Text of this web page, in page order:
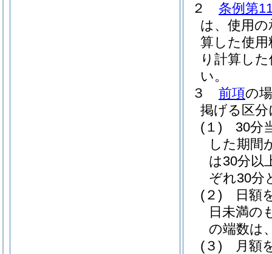
２
条例第
は、使用
算した使
り計算し
い。
３
前項の
掲げる区
(１)
30分
した期間
は30分以
ぞれ30分
(２)
日額
日未満の
の端数は
(３)
月額